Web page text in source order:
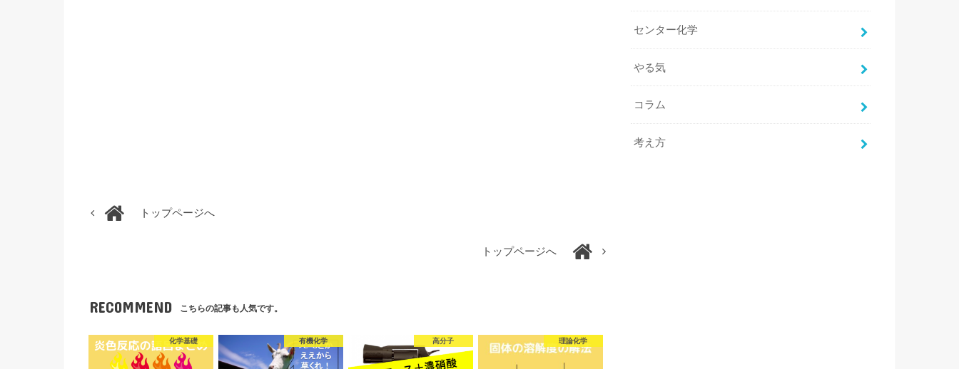
トップページへ
トップページへ
RECOMMEND こちらの記事も人気です。
化学基礎 有機化学 高分子 理論化学
センター化学
やる気
コラム
考え方